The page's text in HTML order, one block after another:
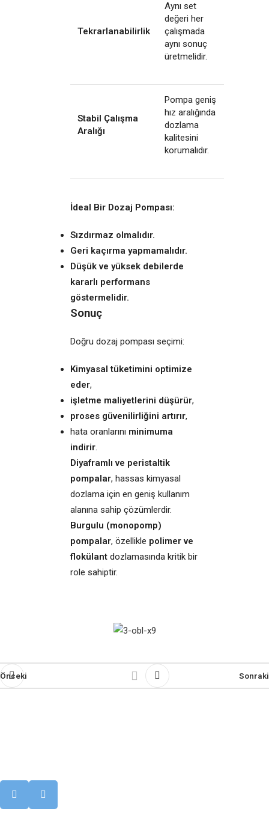
Tekrarlanabilirlik
Aynı set
değeri her
çalışmada
aynı sonuç
üretmelidir.
Stabil Çalışma
Aralığı
Pompa geniş
hız aralığında
dozlama
kalitesini
korumalıdır.
İdeal Bir Dozaj Pompası:
Sızdırmaz olmalıdır.
Geri kaçırma yapmamalıdır.
Düşük ve yüksek debilerde
kararlı performans
göstermelidir.
Sonuç
Doğru dozaj pompası seçimi:
Kimyasal tüketimini optimize
eder,
işletme maliyetlerini düşürür,
proses güvenilirliğini artırır,
hata oranlarını minimuma
indirir.
Diyaframlı ve peristaltik
pompalar, hassas kimyasal
dozlama için en geniş kullanım
alanına sahip çözümlerdir.
Burgulu (monopomp)
pompalar, özellikle polimer ve
flokülant dozlamasında kritik bir
role sahiptir.
Önceki Sonraki